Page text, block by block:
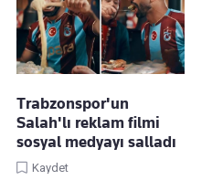
Trabzonspor'un
Salah'lı reklam filmi
sosyal medyayı salladı
Kaydet